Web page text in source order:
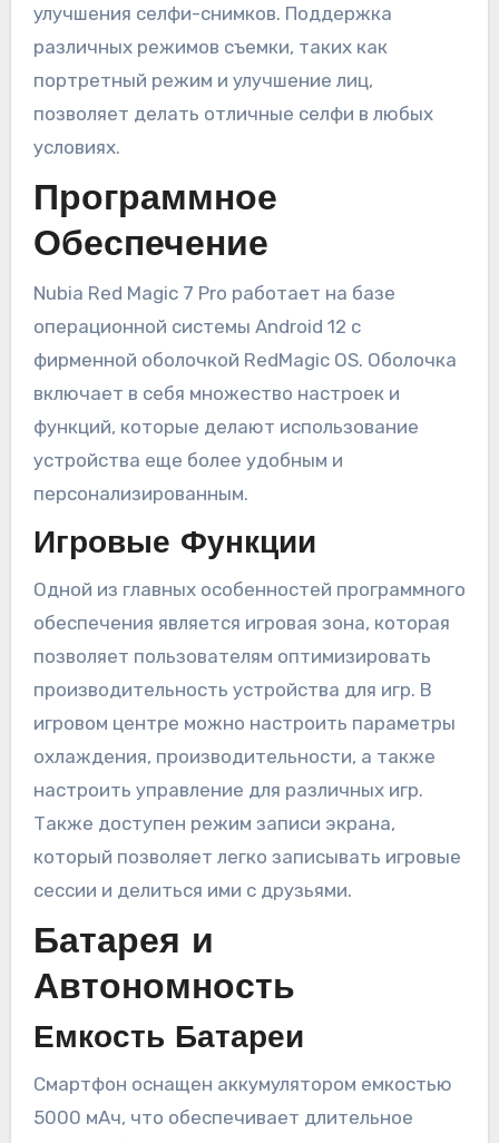
улучшения селфи-снимков. Поддержка
различных режимов съемки, таких как
портретный режим и улучшение лиц,
позволяет делать отличные селфи в любых
условиях.
Программное
Обеспечение
Nubia Red Magic 7 Pro работает на базе
операционной системы Android 12 с
фирменной оболочкой RedMagic OS. Оболочка
включает в себя множество настроек и
функций, которые делают использование
устройства еще более удобным и
персонализированным.
Игровые Функции
Одной из главных особенностей программного
обеспечения является игровая зона, которая
позволяет пользователям оптимизировать
производительность устройства для игр. В
игровом центре можно настроить параметры
охлаждения, производительности, а также
настроить управление для различных игр.
Также доступен режим записи экрана,
который позволяет легко записывать игровые
сессии и делиться ими с друзьями.
Батарея и
Автономность
Емкость Батареи
Смартфон оснащен аккумулятором емкостью
5000 мАч, что обеспечивает длительное